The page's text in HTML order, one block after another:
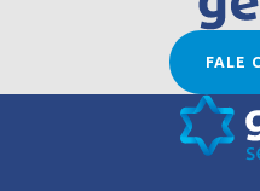
FALE